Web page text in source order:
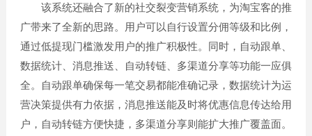
该系统还融合了新的社交裂变营销系统，为淘宝客的推
广带来了全新的思路。用户可以自行设置分佣等级和比例，
通过低提现门槛激发用户的推广积极性。同时，自动跟单、
数据统计、消息推送、自动转链、多渠道分享等功能一应俱
全。自动跟单确保每一笔交易都能准确记录，数据统计为运
营决策提供有力依据，消息推送能及时将优惠信息传达给用
户，自动转链方便快捷，多渠道分享则能扩大推广覆盖面。